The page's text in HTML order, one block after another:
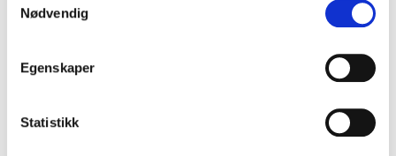
Nødvendig
Egenskaper
Statistikk
Pay & Collect in your local store within 2 hours!